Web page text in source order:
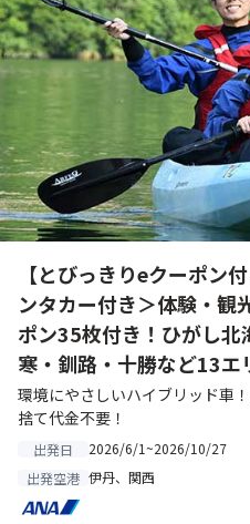
【とびっきりeクーポン
ンタカー付き＞体験・観
ポン35枚付き！ひがし北
寒・釧路・十勝など13
環境にやさしいハイブリッド車
捨て代金不要！
出発日
2026/6/1~2026/10/27
出発空港 伊丹、関西